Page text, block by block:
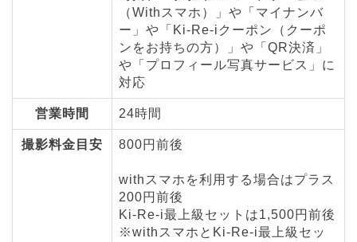
（Withスマホ）」や「マイナンバ
ー」や「Ki-Re-iクーポン（クーポ
ンをお持ちの方）」や「QR決済」
や「プロフィール写真サービス」に
対応
営業時間 24時間
撮影料金目安 800円前後
withスマホを利用する場合はプラス
200円前後
Ki-Re-i最上級セットは1,500円前後
※withスマホとKi-Re-i最上級セッ